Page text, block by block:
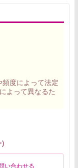
度によって法定
よって異なるた
)
い合わせる